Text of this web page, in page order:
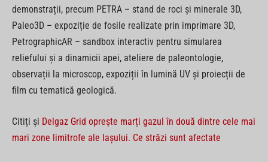
demonstrații, precum PETRA – stand de roci și minerale 3D,
Paleo3D – expoziție de fosile realizate prin imprimare 3D,
PetrographicAR – sandbox interactiv pentru simularea
reliefului și a dinamicii apei, ateliere de paleontologie,
observații la microscop, expoziții în lumină UV și proiecții de
film cu tematică geologică.
Citiți și Delgaz Grid oprește marți gazul în două dintre cele mai
mari zone limitrofe ale Iașului. Ce străzi sunt afectate